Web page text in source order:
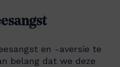
en -aversie te
belang dat we deze